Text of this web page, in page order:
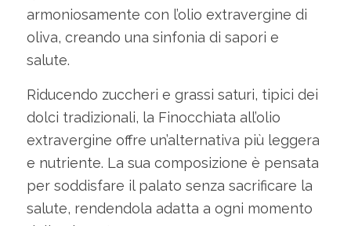
armoniosamente con l’olio extravergine di
oliva, creando una sinfonia di sapori e
salute.
Riducendo zuccheri e grassi saturi, tipici dei
dolci tradizionali, la Finocchiata all’olio
extravergine offre un’alternativa più leggera
e nutriente. La sua composizione è pensata
per soddisfare il palato senza sacrificare la
salute, rendendola adatta a ogni momento